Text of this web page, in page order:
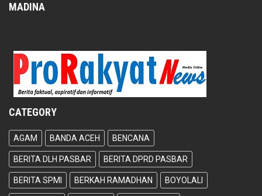
MADINA
CATEGORY
AGAM BANDA ACEH BENCANA
BERITA DLH PASBAR BERITA DPRD PASBAR
BERITA SPMI BERKAH RAMADHAN BOYOLALI